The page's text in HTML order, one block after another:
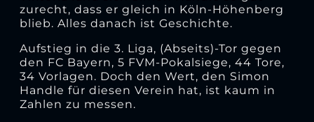
zurecht, dass er gleich in Köln-Höhenberg
blieb. Alles danach ist Geschichte.
Aufstieg in die 3. Liga, (Abseits)-Tor gegen
den FC Bayern, 5 FVM-Pokalsiege, 44 Tore,
34 Vorlagen. Doch den Wert, den Simon
Handle für diesen Verein hat, ist kaum in
Zahlen zu messen.